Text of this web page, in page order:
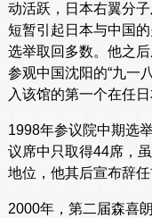
动活跃，日本右翼分
短暂引起日本与中国
选举取回多数。他之
参观中国沈阳的“九一
入该馆的第一个在任日
1998年参议院中期选
议席中只取得44席，
地位，他其后宣布辞
2000年，第二届森喜